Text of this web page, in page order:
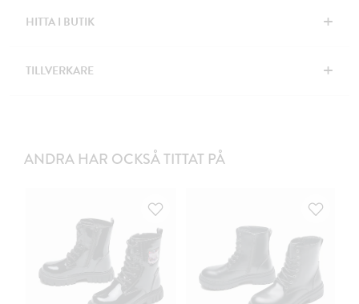
HITTA I BUTIK +
TILLVERKARE +
ANDRA HAR OCKSÅ TITTAT PÅ